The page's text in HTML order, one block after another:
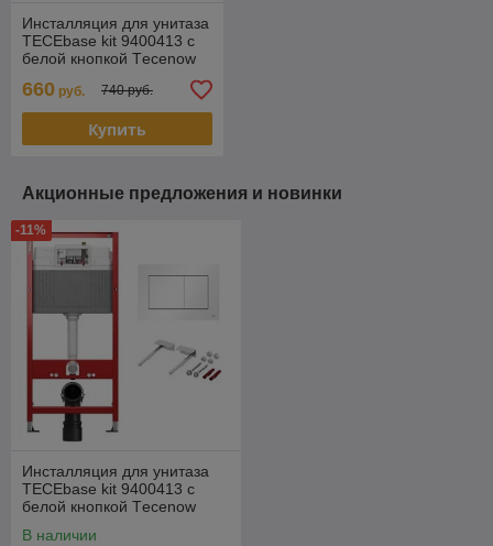
Инсталляция для унитаза
TЕСЕbase kit 9400413 с
белой кнопкой Тecenow
660 руб. 740 руб.
Купить
Акционные предложения и новинки
-11%
Инсталляция для унитаза
TЕСЕbase kit 9400413 с
белой кнопкой Тecenow
В наличии